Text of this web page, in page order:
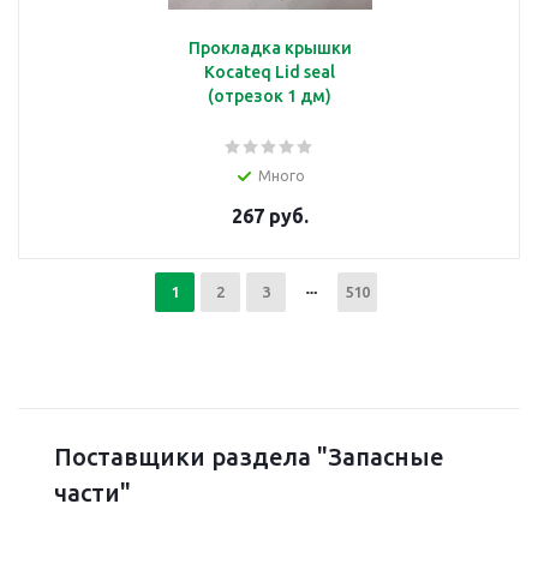
подробнее
Прокладка крышки
Kocateq Lid seal
(отрезок 1 дм)
Много
267 руб.
1 2 3 510
Поставщики раздела "Запасные
части"